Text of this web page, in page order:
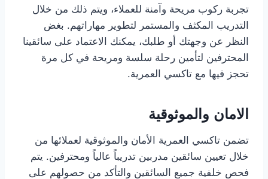
تجربة ركوب مريحة وآمنة للعملاء، ويتم ذلك من خلال
التدريب المكثف والمستمر لتطوير مهاراتهم. بغض
النظر عن وجهتك أو طلبك، يمكنك الاعتماد على سائقينا
المحترفين لتأمين رحلة سلسة ومريحة في كل مرة
تحجز فيها مع تاكسي العمرية.
الامان والموثوقية
تضمن تاكسي العمرية الأمان والموثوقية لعملائها من
خلال تعيين سائقين مدربين تدريباً عالياً ومحترفين. يتم
فحص خلفية جميع السائقين والتأكد من حصولهم على